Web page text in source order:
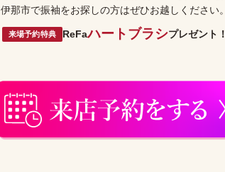
伊那市で振袖をお探しの方はぜひお越しください。
来場予約特典 ReFaハートブラシプレゼント！